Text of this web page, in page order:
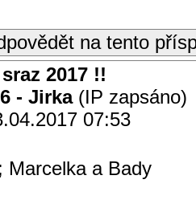
na tento
2017 !!
- Jirka(IP zapsáno)
07:53
Marcelka a Bady